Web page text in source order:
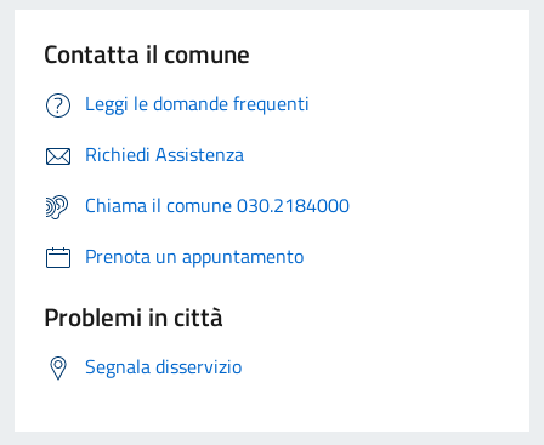
Contatta il comune
Leggi le domande frequenti
Richiedi Assistenza
Chiama il comune 030.2184000
Prenota un appuntamento
Problemi in città
Segnala disservizio